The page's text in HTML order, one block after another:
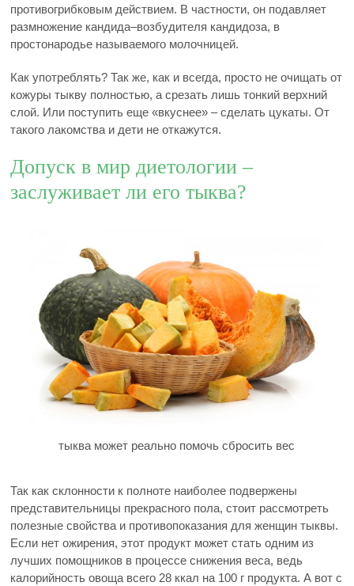
противогрибковым действием. В частности, он подавляет
размножение кандида–возбудителя кандидоза, в
простонародье называемого молочницей.
Как употреблять? Так же, как и всегда, просто не очищать от
кожуры тыкву полностью, а срезать лишь тонкий верхний
слой. Или поступить еще «вкуснее» – сделать цукаты. От
такого лакомства и дети не откажутся.
Допуск в мир диетологии –
заслуживает ли его тыква?
тыква может реально помочь сбросить вес
Так как склонности к полноте наиболее подвержены
представительницы прекрасного пола, стоит рассмотреть
полезные свойства и противопоказания для женщин тыквы.
Если нет ожирения, этот продукт может стать одним из
лучших помощников в процессе снижения веса, ведь
калорийность овоща всего 28 ккал на 100 г продукта. А вот с